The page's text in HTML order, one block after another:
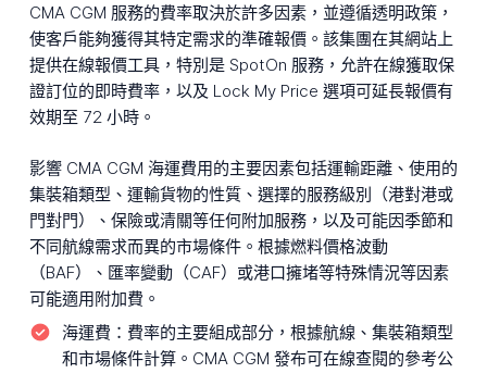
CMA CGM 服務的費率取決於許多因素，並遵循透明政策，
使客戶能夠獲得其特定需求的準確報價。該集團在其網站上
提供在線報價工具，特別是 SpotOn 服務，允許在線獲取保
證訂位的即時費率，以及 Lock My Price 選項可延長報價有
效期至 72 小時。
影響 CMA CGM 海運費用的主要因素包括運輸距離、使用的
集裝箱類型、運輸貨物的性質、選擇的服務級別（港對港或
門對門）、保險或清關等任何附加服務，以及可能因季節和
不同航線需求而異的市場條件。根據燃料價格波動
（BAF）、匯率變動（CAF）或港口擁堵等特殊情況等因素
可能適用附加費。
海運費： 費率的主要組成部分，根據航線、集裝箱類型
和市場條件計算。CMA CGM 發布可在線查閱的參考公